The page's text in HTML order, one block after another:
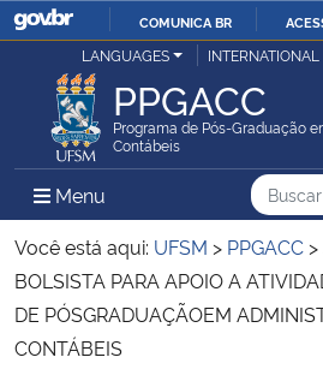
IR
O
COMUNICA BR
Ministério da Justiça e Segurança Pública
Ministério da Defesa
Ministério das Relações Exteriores
Ministério da Economia
LANGUAGES INTERNATIONAL
PPGACC
Programa de Pós-Graduação
Contábeis
Menu Menu Principal do Sítio
Busca
Busca:
Você está aqui: UFSM > PPGACC >
BOLSISTA PARA APOIO A
DE PÓSGRADUAÇÃOEM
CONTÁBEIS